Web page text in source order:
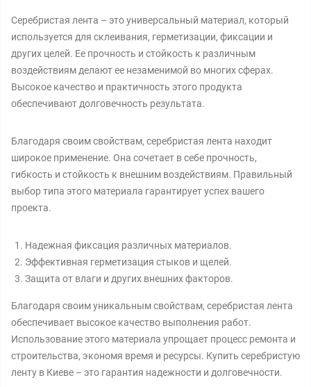
Серебристая лента – это универсальный материал, который
используется для склеивания, герметизации, фиксации и
других целей. Ее прочность и стойкость к различным
воздействиям делают ее незаменимой во многих сферах.
Высокое качество и практичность этого продукта
обеспечивают долговечность результата.
Благодаря своим свойствам, серебристая лента находит
широкое применение. Она сочетает в себе прочность,
гибкость и стойкость к внешним воздействиям. Правильный
выбор типа этого материала гарантирует успех вашего
проекта.
Надежная фиксация различных материалов.
Эффективная герметизация стыков и щелей.
Защита от влаги и других внешних факторов.
Благодаря своим уникальным свойствам, серебристая лента
обеспечивает высокое качество выполнения работ.
Использование этого материала упрощает процесс ремонта и
строительства, экономя время и ресурсы. Купить серебристую
ленту в Киеве – это гарантия надежности и долговечности.